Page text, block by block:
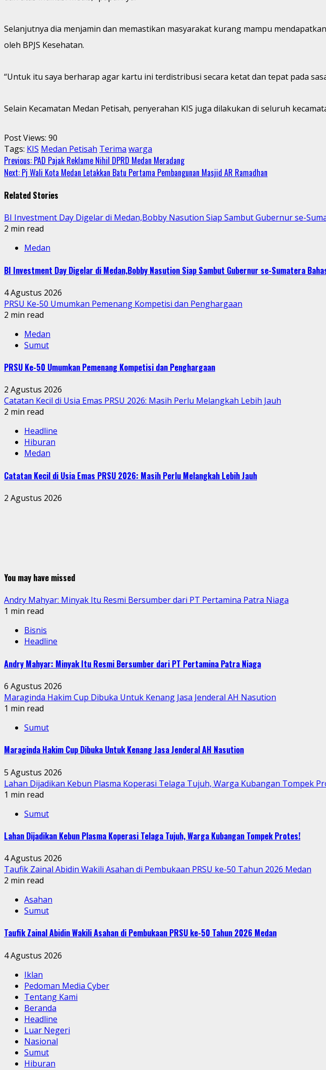
Selanjutnya dia menjamin dan memastikan masyarakat kurang mampu
oleh BPJS Kesehatan.
“Untuk itu saya berharap agar kartu ini terdistribusi secara ketat dan tepat pada
Selain Kecamatan Medan Petisah, penyerahan KIS juga dilakukan di seluruh
Post Views: 90
Tags: KIS Medan Petisah Terima warga
Continue
Reading
Previous: PAD Pajak Reklame Nihil DPRD Medan Meradang
Next: Pj Wali Kota Medan Letakkan Batu Pertama Pembangunan Masjid AR Ramadhan
Related Stories
BI Investment Day Digelar di Medan,Bobby Nasution Siap Sambut Gubernur se-
2 min read
Medan
BI Investment Day Digelar di Medan,Bobby Nasution Siap Sambut Gubernur se-Sumatera
4 Agustus 2026
PRSU Ke-50 Umumkan Pemenang Kompetisi dan Penghargaan
2 min read
Medan
Sumut
PRSU Ke-50 Umumkan Pemenang Kompetisi dan Penghargaan
2 Agustus 2026
Catatan Kecil di Usia Emas PRSU 2026: Masih Perlu Melangkah Lebih Jauh
2 min read
Headline
Hiburan
Medan
Catatan Kecil di Usia Emas PRSU 2026: Masih Perlu Melangkah Lebih Jauh
2 Agustus 2026
You may have missed
Andry Mahyar: Minyak Itu Resmi Bersumber dari PT Pertamina Patra Niaga
1 min read
Bisnis
Headline
Andry Mahyar: Minyak Itu Resmi Bersumber dari PT Pertamina Patra Niaga
6 Agustus 2026
Maraginda Hakim Cup Dibuka Untuk Kenang Jasa Jenderal AH Nasution
1 min read
Sumut
Maraginda Hakim Cup Dibuka Untuk Kenang Jasa Jenderal AH Nasution
5 Agustus 2026
Lahan Dijadikan Kebun Plasma Koperasi Telaga Tujuh, Warga Kubangan Tompek
1 min read
Sumut
Lahan Dijadikan Kebun Plasma Koperasi Telaga Tujuh, Warga Kubangan Tompek Protes!
4 Agustus 2026
Taufik Zainal Abidin Wakili Asahan di Pembukaan PRSU ke-50 Tahun 2026 Medan
2 min read
Asahan
Sumut
Taufik Zainal Abidin Wakili Asahan di Pembukaan PRSU ke-50 Tahun 2026 Medan
4 Agustus 2026
Iklan
Pedoman Media Cyber
Tentang Kami
Beranda
Headline
Luar Negeri
Nasional
Sumut
Hiburan